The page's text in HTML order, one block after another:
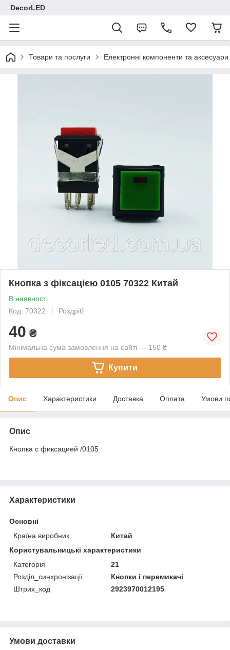
DecorLED
Товари та послуги Електронні компоненти та аксесуари
Кнопка з фіксацією 0105 70322 Китай
В наявності
Код: 70322
Роздріб
40 ₴
Мінімальна сума замовлення на сайті — 150 ₴
Купити
Опис Характеристики Доставка Оплата Умови
Опис
Кнопка с фиксацией /0105
Характеристики
Основні
Країна виробник
Китай
Користувальницькі характеристики
Категорія
21
Розділ_синхронізації
Кнопки і перемикачі
Штрих_код
2923970012195
Умови доставки